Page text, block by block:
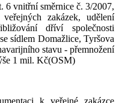
6 vnitřní směrnice č. 3/2007,
zakázek, udělení
dříví společnosti
sídlem Domažlice, Tyršova
stavu - přemnožení
1 mil. Kč(OSM)